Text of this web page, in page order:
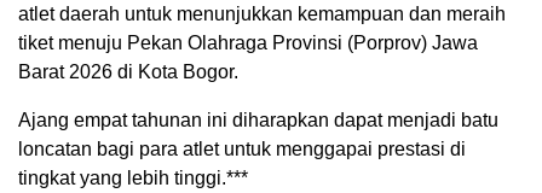
atlet daerah untuk menunjukkan kemampuan dan meraih
tiket menuju Pekan Olahraga Provinsi (Porprov) Jawa
Barat 2026 di Kota Bogor.
Ajang empat tahunan ini diharapkan dapat menjadi batu
loncatan bagi para atlet untuk menggapai prestasi di
tingkat yang lebih tinggi.***